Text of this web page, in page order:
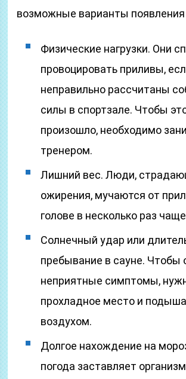
возможные варианты появления
Физические нагрузки. Они
провоцировать приливы,
неправильно рассчитаны
силы в спортзале. Чтобы
произошло, необходимо
тренером.
Лишний вес. Люди,
ожирения, мучаются от
голове в несколько раз
Солнечный удар или
пребывание в сауне. Чтобы
неприятные симптомы,
прохладное место и
воздухом.
Долгое нахождение на
погода заставляет